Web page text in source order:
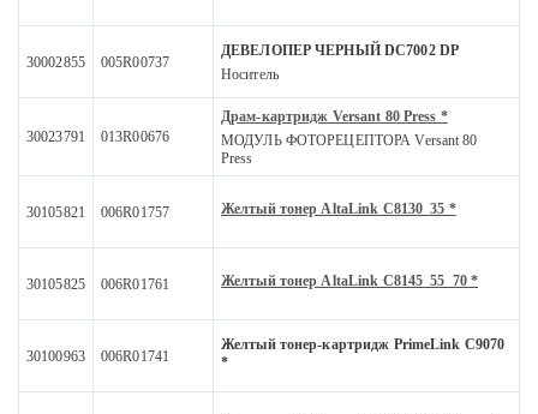
30002855 005R00737
ДЕВЕЛОПЕР ЧЕРНЫЙ DC7002 DP
Носитель
30023791 013R00676
Драм-картридж Versant 80 Press *
МОДУЛЬ ФОТОРЕЦЕПТОРА Versant 80
Press
30105821 006R01757 Желтый тонер AltaLink C8130_35 *
30105825 006R01761 Желтый тонер AltaLink C8145_55_70 *
30100963 006R01741
Желтый тонер-картридж PrimeLink C9070
*